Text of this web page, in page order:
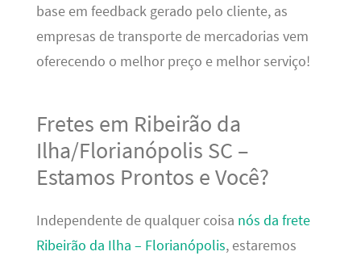
base em feedback gerado pelo cliente, as
empresas de transporte de mercadorias vem
oferecendo o melhor preço e melhor serviço!
Fretes em Ribeirão da
Ilha/Florianópolis SC –
Estamos Prontos e Você?
Independente de qualquer coisa nós da frete
Ribeirão da Ilha – Florianópolis, estaremos